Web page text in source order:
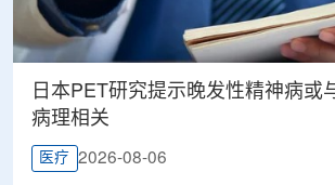
日本PET研究提示晚发性精神病或
病理相关
医疗 2026-08-06